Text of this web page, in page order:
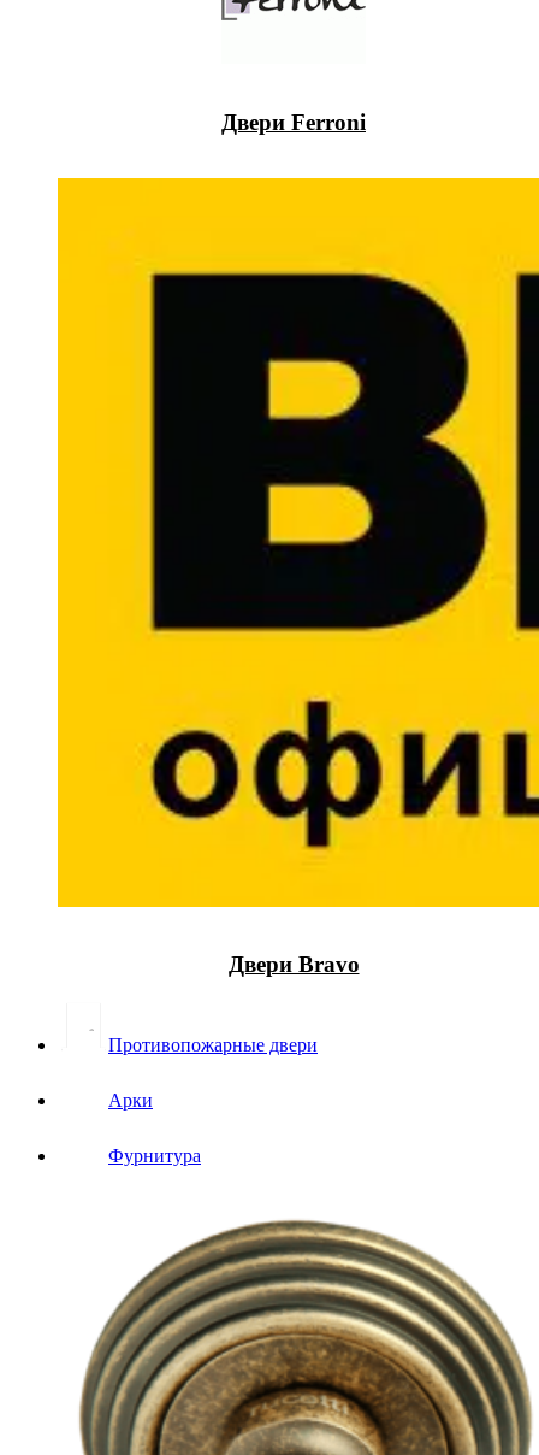
Двери Ferroni
Двери Bravo
Противопожарные двери
Арки
Фурнитура